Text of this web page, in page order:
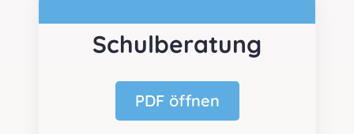
Schulberatung
PDF öffnen